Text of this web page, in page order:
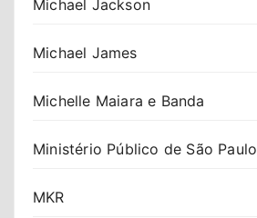
Michael Jackson
Michael James
Michelle Maiara e Banda
Ministério Público de São Paulo
MKR